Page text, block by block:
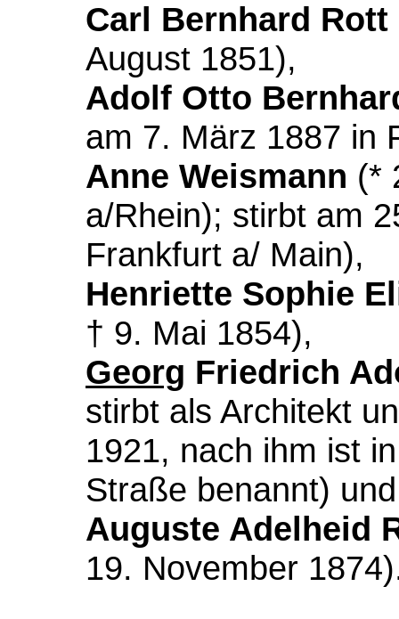
Carl Bernhard Rott
August 1851),
Adolf Otto
am 7. März 1887 in
Anne Weismann (*
a/Rhein); stirbt am
Frankfurt a/ Main),
Henriette Sophie
† 9. Mai 1854),
Georg Friedrich
stirbt als Architekt
1921, nach ihm ist
Straße benannt) und
Auguste Adelheid
19. November